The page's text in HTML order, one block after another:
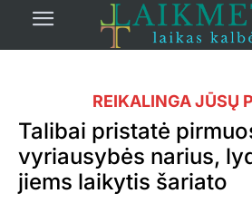
REIKALINGA JŪSŲ
Talibai pristatė
vyriausybės narius,
jiems laikytis šariato